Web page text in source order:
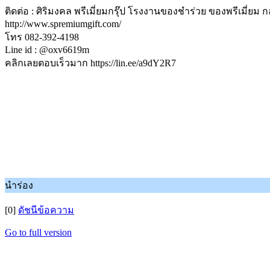
ติดต่อ : ศิริมงคล พรีเมี่ยมกรุ๊ป โรงงานของชำร่วย ของพรีเมี่ยม
http://www.spremiumgift.com/
โทร 082-392-4198
Line id : @oxv6619m
คลิกเลยตอบเร็วมาก https://lin.ee/a9dY2R7
นำร่อง
[0] ดัชนีข้อความ
Go to full version